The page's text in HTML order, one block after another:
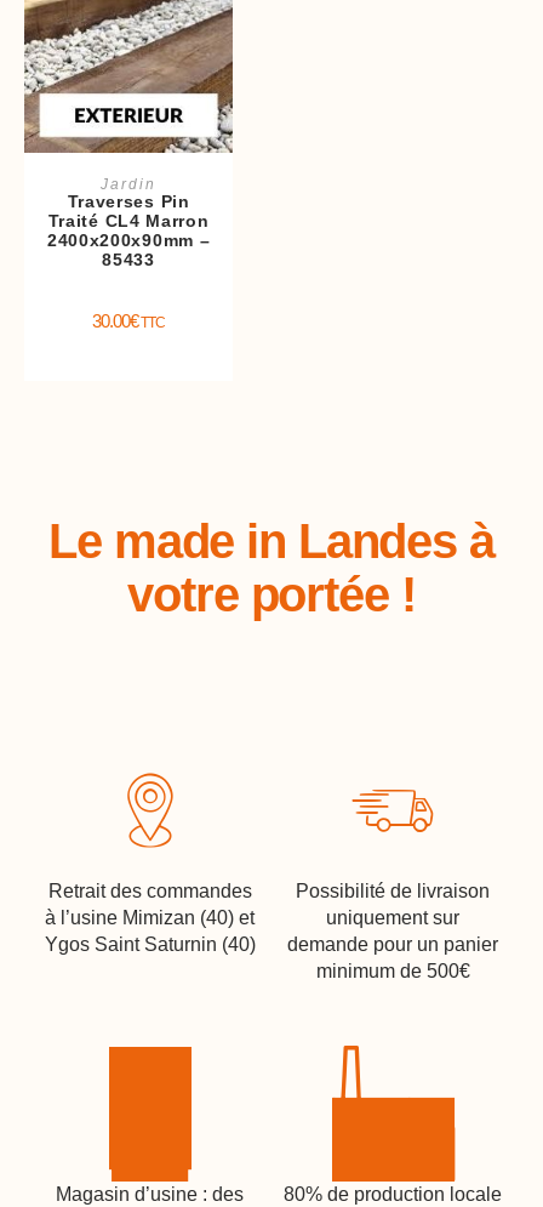
Ajouter au panier
Jardin
Traverses Pin
Traité CL4 Marron
2400x200x90mm –
85433
30.00€ TTC
Le made in Landes à
votre portée !
Retrait des commandes
à l’usine Mimizan (40) et
Ygos Saint Saturnin (40)
Possibilité de livraison
uniquement sur
demande pour un panier
minimum de 500€
Magasin d’usine : des
80% de production locale